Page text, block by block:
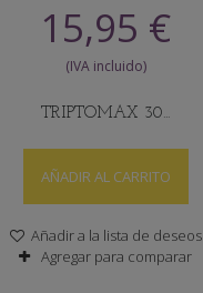
15,95 €
TRIPTOMAX 30...
AÑADIR AL CARRITO
Añadir a la lista de deseos
Agregar para comparar